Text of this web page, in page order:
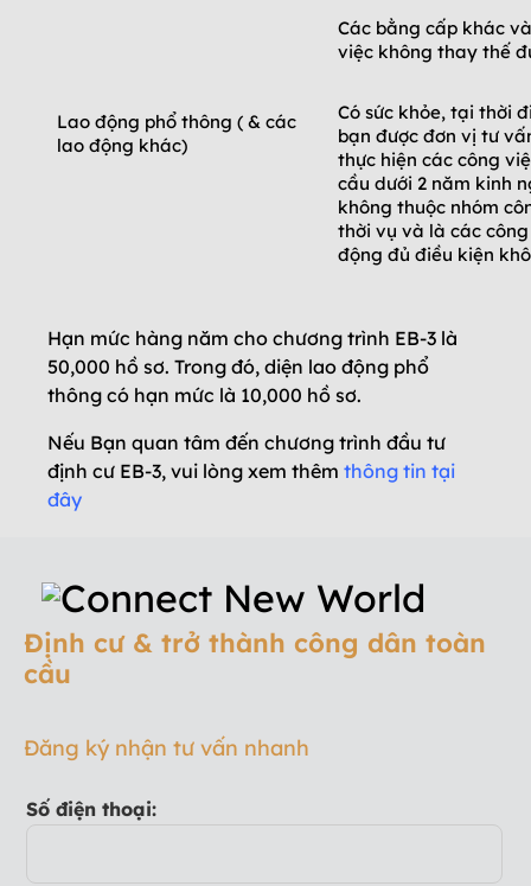
Các bằng cấp khác
việc không thay thế
Lao động phổ thông ( & các
lao động khác)
Có sức khỏe, tại thời
bạn được đơn vị tư
thực hiện các công
cầu dưới 2 năm kinh
không thuộc nhóm
thời vụ và là các
động đủ điều kiện
Hạn mức hàng năm cho chương trình EB-3 là
50,000 hồ sơ. Trong đó, diện lao động phổ
thông có hạn mức là 10,000 hồ sơ.
Nếu Bạn quan tâm đến chương trình đầu tư
định cư EB-3, vui lòng xem thêm thông tin tại
đây
Định cư & trở thành công dân toàn
cầu
Đăng ký nhận tư vấn nhanh
Số điện thoại: